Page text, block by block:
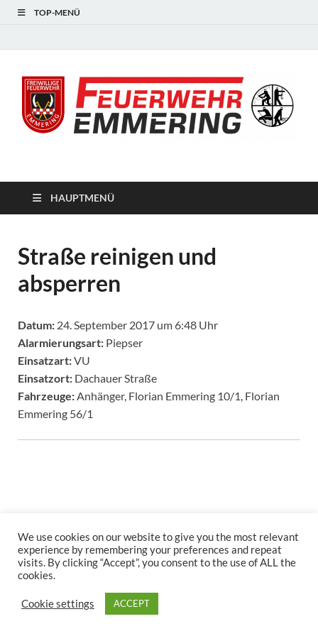
TOP-MENÜ
HAUPTMENÜ
Straße reinigen und
absperren
Datum: 24. September 2017 um 6:48 Uhr
Alarmierungsart: Piepser
Einsatzart:VU
Einsatzort: Dachauer Straße
Fahrzeuge: Anhänger, Florian Emmering 10/1, Florian
Emmering 56/1
Copyright © 2026.
Stolz präsentiert WordPress und
We use cookies on our website to give you the most relevant
experience by remembering your preferences and repeat
visits. By clicking “Accept”, you consent to the use of ALL the
cookies.
Cookie settings ACCEPT